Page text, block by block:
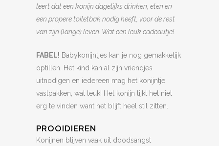
leert dat een konijn dagelijks drinken, eten en
een propere toiletbak nodig heeft, voor de rest
van zijn (lange) leven. Wat een leuk cadeautje!
FABEL! Babykonijntjes kan je nog gemakkelijk
optillen. Het kind kan al zijn vriendjes
uitnodigen en iedereen mag het konijntje
vastpakken, wat leuk! Het konijn lijkt het niet
erg te vinden want het blijft heel stil zitten.
PROOIDIEREN
Konijnen blijven vaak uit doodsangst